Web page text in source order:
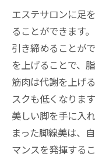
エステサロンに足
ることができます
引き締めることが
を上げることで、
筋肉は代謝を上げ
スクも低くなりま
美しい脚を手に入
まった脚線美は、
マンスを発揮する